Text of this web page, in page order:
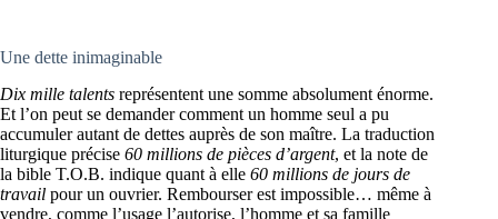
Une dette inimaginable
Dix mille talents représentent une somme absolument énorme.
Et l’on peut se demander comment un homme seul a pu
accumuler autant de dettes auprès de son maître. La traduction
liturgique précise 60 millions de pièces d’argent, et la note de
la bible T.O.B. indique quant à elle 60 millions de jours de
travail pour un ouvrier. Rembourser est impossible… même à
vendre, comme l’usage l’autorise, l’homme et sa famille